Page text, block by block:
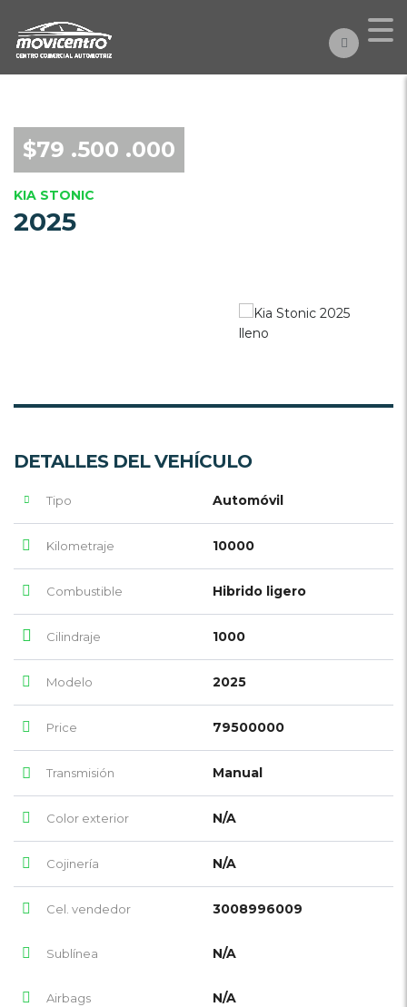
$79 .500 .000
KIA STONIC
2025
DETALLES DEL VEHÍCULO
Tipo Automóvil
Kilometraje 10000
Combustible Hibrido ligero
Cilindraje 1000
Modelo 2025
Price 79500000
Transmisión Manual
Color exterior N/A
Cojinería N/A
Cel. vendedor 3008996009
Sublínea N/A
Airbags N/A